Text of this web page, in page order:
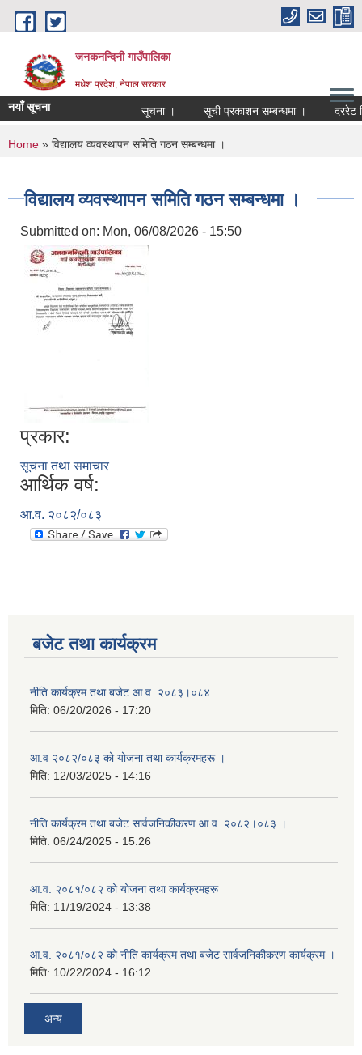
Skip to main content
जनकनन्दिनी गाउँपालिका
मधेश प्रदेश, नेपाल सरकार
नयाँ सूचना सूचना । सूची प्रकाशन सम्बन्धमा । दररेट
You are here
Home » विद्यालय व्यवस्थापन समिति गठन सम्बन्धमा ।
विद्यालय व्यवस्थापन समिति गठन सम्बन्धमा ।
Submitted on: Mon, 06/08/2026 - 15:50
प्रकार:
सूचना तथा समाचार
आर्थिक वर्ष:
आ.व. २०८२/०८३
बजेट तथा कार्यक्रम
नीति कार्यक्रम तथा बजेट आ.व. २०८३।०८४
मिति: 06/20/2026 - 17:20
आ.व २०८२/०८३ को योजना तथा कार्यक्रमहरू ।
मिति: 12/03/2025 - 14:16
नीति कार्यक्रम तथा बजेट सार्वजनिकीकरण आ.व. २०८२।०८३ ।
मिति: 06/24/2025 - 15:26
आ.व. २०८१/०८२ को योजना तथा कार्यक्रमहरू
मिति: 11/19/2024 - 13:38
आ.व. २०८१/०८२ को नीति कार्यक्रम तथा बजेट सार्वजनिकीकरण कार्यक्रम ।
मिति: 10/22/2024 - 16:12
अन्य